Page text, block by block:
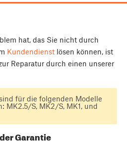
hat, das Sie nicht durch
Kundendienst lösen können, ist
Reparatur durch einen unserer
für die folgenden Modelle
MK2.5/S, MK2/S, MK1, und
Garantie